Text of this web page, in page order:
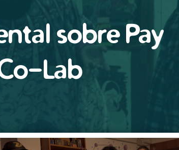
sobre Pay
Lab